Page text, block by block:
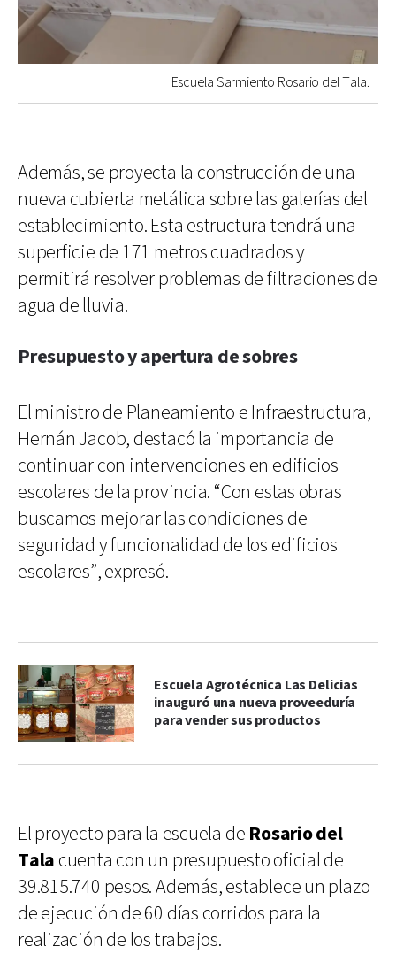
Escuela Sarmiento Rosario del Tala.
Además, se proyecta la construcción de una
nueva cubierta metálica sobre las galerías del
establecimiento. Esta estructura tendrá una
superficie de 171 metros cuadrados y
permitirá resolver problemas de filtraciones de
agua de lluvia.
Presupuesto y apertura de sobres
El ministro de Planeamiento e Infraestructura,
Hernán Jacob, destacó la importancia de
continuar con intervenciones en edificios
escolares de la provincia. “Con estas obras
buscamos mejorar las condiciones de
seguridad y funcionalidad de los edificios
escolares”, expresó.
Escuela Agrotécnica Las Delicias
inauguró una nueva proveeduría
para vender sus productos
El proyecto para la escuela de Rosario del
Tala cuenta con un presupuesto oficial de
39.815.740 pesos. Además, establece un plazo
de ejecución de 60 días corridos para la
realización de los trabajos.